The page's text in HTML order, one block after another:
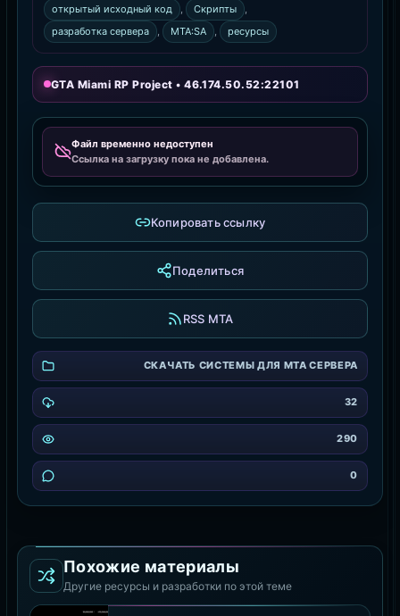
открытый исходный код
Скрипты
разработка сервера
MTA:SA ресурсы
GTA Miami RP Project • 46.174.50.52:22101
Файл временно недоступен
Ссылка на загрузку пока не добавлена.
Копировать ссылку
Поделиться
RSS MTA
СКАЧАТЬ СИСТЕМЫ ДЛЯ MTA СЕРВЕРА
32
290
0
Похожие материалы
Другие ресурсы и разработки по этой теме